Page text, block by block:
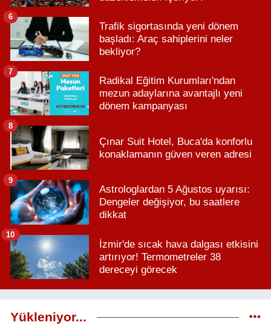
Trafik sigortasında yeni dönem
başladı: Araç sahiplerini neler
bekliyor?
6
Radikal Eğitim Kurumları'ndan
mezun adaylarına avantajlı yeni
dönem kampanyası
7
Çınar Suit Hotel, Buca'da konforlu
konaklamanın güven veren adresi
8
Astrologlardan 5 Ağustos uyarısı:
Dengeler değişiyor, bu saatlere
dikkat
9
İzmir'de sıcak hava dalgası etkisini
artırıyor! Termometreler 38
dereceyi görecek
10
Yükleniyor...